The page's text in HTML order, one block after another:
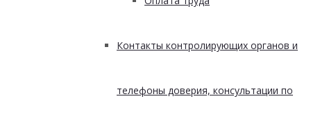
Контакты контролирующих органов и
телефоны доверия, консультации по